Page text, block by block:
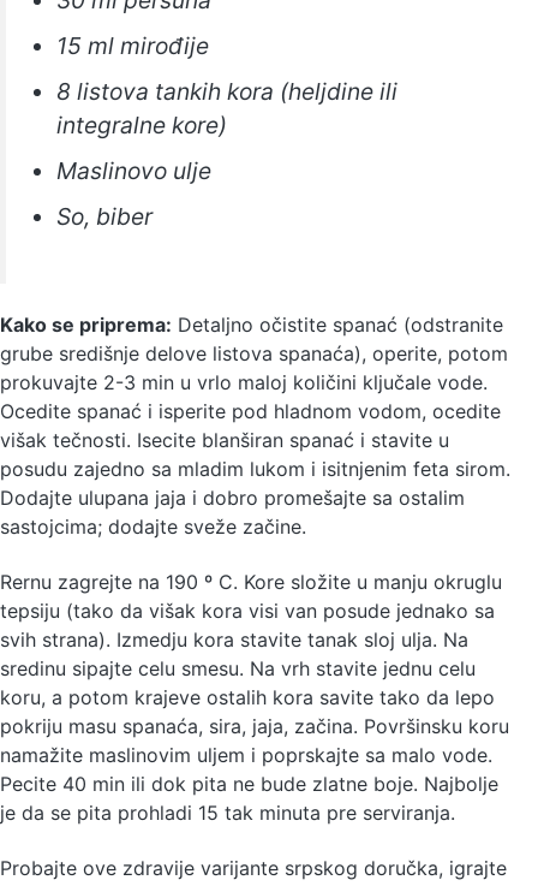
15 ml mirođije
8 listova tankih kora (heljdine ili
integralne kore)
Maslinovo ulje
So, biber
Kako se priprema: Detaljno očistite spanać (odstranite
grube središnje delove listova spanaća), operite, potom
prokuvajte 2-3 min u vrlo maloj količini ključale vode.
Ocedite spanać i isperite pod hladnom vodom, ocedite
višak tečnosti. Isecite blanširan spanać i stavite u
posudu zajedno sa mladim lukom i isitnjenim feta sirom.
Dodajte ulupana jaja i dobro promešajte sa ostalim
sastojcima; dodajte sveže začine.
Rernu zagrejte na 190 º C. Kore složite u manju okruglu
tepsiju (tako da višak kora visi van posude jednako sa
svih strana). Izmedju kora stavite tanak sloj ulja. Na
sredinu sipajte celu smesu. Na vrh stavite jednu celu
koru, a potom krajeve ostalih kora savite tako da lepo
pokriju masu spanaća, sira, jaja, začina. Površinsku koru
namažite maslinovim uljem i poprskajte sa malo vode.
Pecite 40 min ili dok pita ne bude zlatne boje. Najbolje
je da se pita prohladi 15 tak minuta pre serviranja.
Probajte ove zdravije varijante srpskog doručka, igrajte